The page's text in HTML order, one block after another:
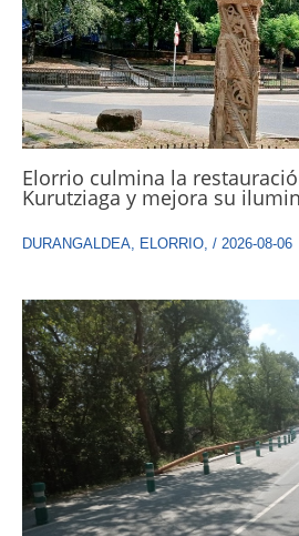
Elorrio culmina la
Kurutziaga y mejora su
DURANGALDEA, ELORRIO, / 2026-08-06